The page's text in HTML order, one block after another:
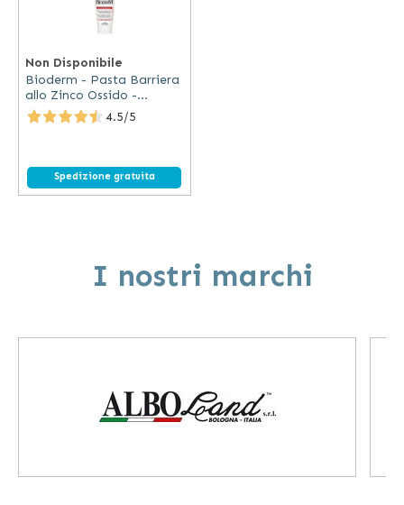
Non Disponibile
Bioderm - Pasta Barriera
allo Zinco Ossido -
Emolliente Lenitivo
4.5/5
Spedizione gratuita
I nostri marchi